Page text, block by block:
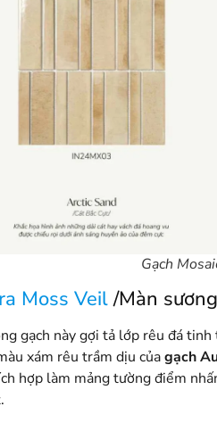
Gạch
Moss Veil/Màn
gạch này gợi tả lớp rêu đá
xám rêu trầm dịu củagạch
hợp làm mảng tường điểm